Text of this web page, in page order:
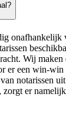
onafhankelijk
Wij maken
er een win-win
notarissen
er